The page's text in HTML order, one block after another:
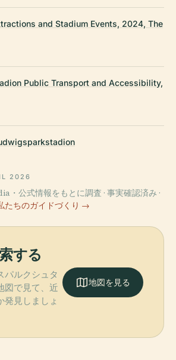
and Stadium Events, 2024, The
Public Transport and Accessibility,
2026
公式情報をもとに調査 · 事実確認済み ·
たちのガイドづくり →
する
パルクシュタ
図で見て、近
発見しましょ
地図を見る